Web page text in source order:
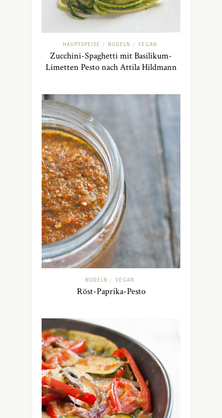
HAUPTSPEISE / NUDELN / VEGAN
Zucchini-Spaghetti mit Basilikum-
Limetten Pesto nach Attila Hildmann
NUDELN / VEGAN
Röst-Paprika-Pesto